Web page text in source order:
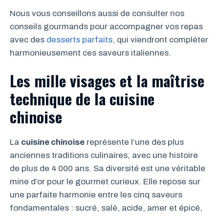
Nous vous conseillons aussi de consulter nos
conseils gourmands pour accompagner vos repas
avec des desserts parfaits, qui viendront compléter
harmonieusement ces saveurs italiennes.
Les mille visages et la maîtrise
technique de la cuisine
chinoise
La cuisine chinoise représente l’une des plus
anciennes traditions culinaires, avec une histoire
de plus de 4 000 ans. Sa diversité est une véritable
mine d’or pour le gourmet curieux. Elle repose sur
une parfaite harmonie entre les cinq saveurs
fondamentales : sucré, salé, acide, amer et épicé,